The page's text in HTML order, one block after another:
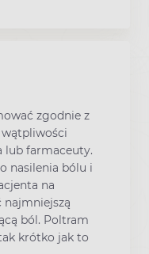
zgodnie z
wątpliwości
lub farmaceuty.
nasilenia bólu i
na
najmniejszą
ból. Poltram
krótko jak to